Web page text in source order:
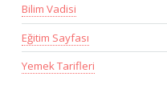
Bilim Vadisi
Eğitim Sayfası
Yemek Tarifleri